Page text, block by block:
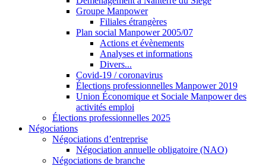
Groupe Manpower
Filiales étrangères
Plan social Manpower 2005/07
Actions et évènements
Analyses et informations
Divers...
Covid-19 / coronavirus
Élections professionnelles Manpower 2019
Union Économique et Sociale Manpower des
activités emploi
Élections professionnelles 2025
Négociations
Négociations d’entreprise
Négociation annuelle obligatoire (NAO)
Négociations de branche